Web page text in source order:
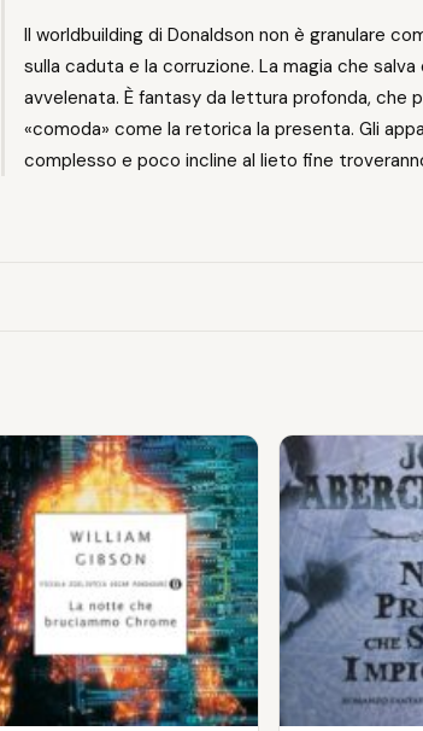
Il worldbuilding di Donaldson non è granulare
sulla caduta e la corruzione. La magia che
avvelenata. È fantasy da lettura profonda, che
«comoda» come la retorica la presenta. Gli
complesso e poco incline al lieto fine